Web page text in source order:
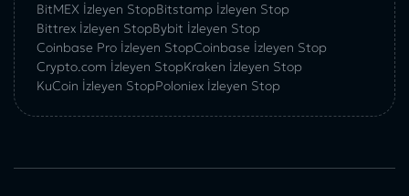
BitMEX İzleyen StopBitstamp İzleyen Stop
Bittrex İzleyen StopBybit İzleyen Stop
Coinbase Pro İzleyen StopCoinbase İzleyen Stop
Crypto.com İzleyen StopKraken İzleyen Stop
KuСoin İzleyen StopPoloniex İzleyen Stop